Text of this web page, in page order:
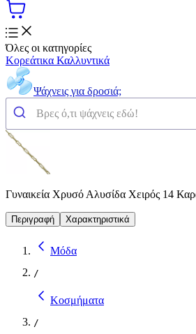
Όλες οι κατηγορίες
Κορεάτικα Καλλυντικά
Ψάχνεις για δροσιά;
Γυναικεία Χρυσό Αλυσίδα Χειρός 14
Περιγραφή Χαρακτηριστικά
Μόδα
/
Κοσμήματα
/